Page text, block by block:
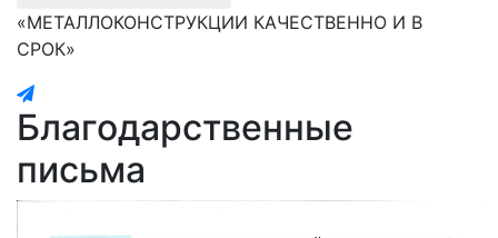
«МЕТАЛЛОКОНСТРУКЦИИ КАЧЕСТВЕННО И В
СРОК»
Благодарственные
письма